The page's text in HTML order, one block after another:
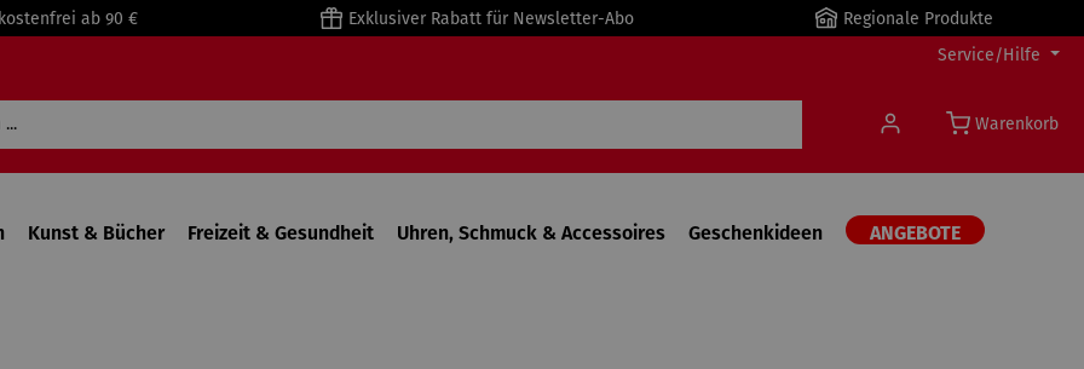
ab 90 € Exklusiver Rabatt für Newsletter-Abo
Regionale Produkte
Service/Hilfe
Warenkorb
Kunst & Bücher Freizeit & Gesundheit Uhren, Schmuck & Accessoires Geschenkideen ANGEBOTE